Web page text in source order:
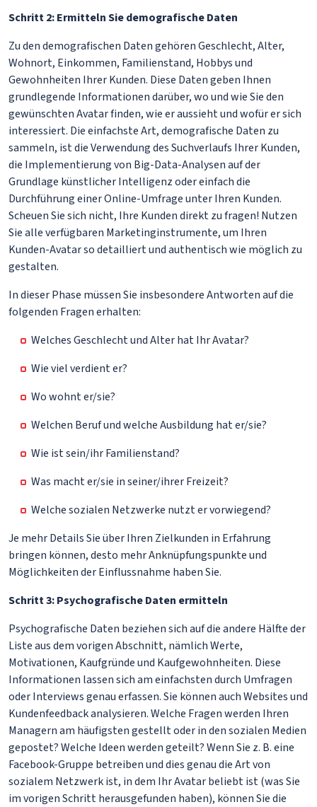
Schritt 2: Ermitteln Sie demografische Daten
Zu den demografischen Daten gehören Geschlecht, Alter,
Wohnort, Einkommen, Familienstand, Hobbys und
Gewohnheiten Ihrer Kunden. Diese Daten geben Ihnen
grundlegende Informationen darüber, wo und wie Sie den
gewünschten Avatar finden, wie er aussieht und wofür er sich
interessiert. Die einfachste Art, demografische Daten zu
sammeln, ist die Verwendung des Suchverlaufs Ihrer Kunden,
die Implementierung von Big-Data-Analysen auf der
Grundlage künstlicher Intelligenz oder einfach die
Durchführung einer Online-Umfrage unter Ihren Kunden.
Scheuen Sie sich nicht, Ihre Kunden direkt zu fragen! Nutzen
Sie alle verfügbaren Marketinginstrumente, um Ihren
Kunden-Avatar so detailliert und authentisch wie möglich zu
gestalten.
In dieser Phase müssen Sie insbesondere Antworten auf die
folgenden Fragen erhalten:
Welches Geschlecht und Alter hat Ihr Avatar?
Wie viel verdient er?
Wo wohnt er/sie?
Welchen Beruf und welche Ausbildung hat er/sie?
Wie ist sein/ihr Familienstand?
Was macht er/sie in seiner/ihrer Freizeit?
Welche sozialen Netzwerke nutzt er vorwiegend?
Je mehr Details Sie über Ihren Zielkunden in Erfahrung
bringen können, desto mehr Anknüpfungspunkte und
Möglichkeiten der Einflussnahme haben Sie.
Schritt 3: Psychografische Daten ermitteln
Psychografische Daten beziehen sich auf die andere Hälfte der
Liste aus dem vorigen Abschnitt, nämlich Werte,
Motivationen, Kaufgründe und Kaufgewohnheiten. Diese
Informationen lassen sich am einfachsten durch Umfragen
oder Interviews genau erfassen. Sie können auch Websites und
Kundenfeedback analysieren. Welche Fragen werden Ihren
Managern am häufigsten gestellt oder in den sozialen Medien
gepostet? Welche Ideen werden geteilt? Wenn Sie z. B. eine
Facebook-Gruppe betreiben und dies genau die Art von
sozialem Netzwerk ist, in dem Ihr Avatar beliebt ist (was Sie
im vorigen Schritt herausgefunden haben), können Sie die